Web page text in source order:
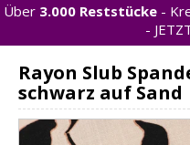
STOFFE
WEBBÄNDER
MARKEN
*NEU*
NÄHZUBEHÖR
Über 3.000 Reststücke-
-
Rayon Slub
schwarz auf Sand